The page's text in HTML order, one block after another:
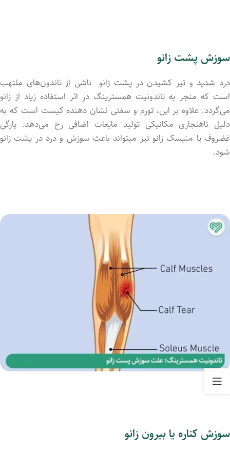
سوزش پشت زانو
درد شدید و تیر کشید‌ن در پشت زانو ناشی از تاندون‌های ملتهب
است که منجر به تاندونیت همسترینگ در اثر استفاده زیاد از زانو
می‌گردد. علاوه بر این، تورم و سفتی نشان دهنده کیست است که به
دلیل ناهنجاری مکانیکی تولید مایعات اضافی رخ می‌دهد. پارگی
غضروف یا منیسک زانو نیز میتواند باعث سوزش و درد در پشت زانو
شود.
سوزش کناره یا بیرون زانو